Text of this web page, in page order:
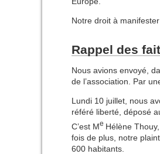
Notre droit à
Rappel des
Nous avions envoyé,
de l’association. Par
Lundi 10 juillet, nous
référé liberté, déposé
C’est Me Hélène
fois de plus, notre
600 habitants.